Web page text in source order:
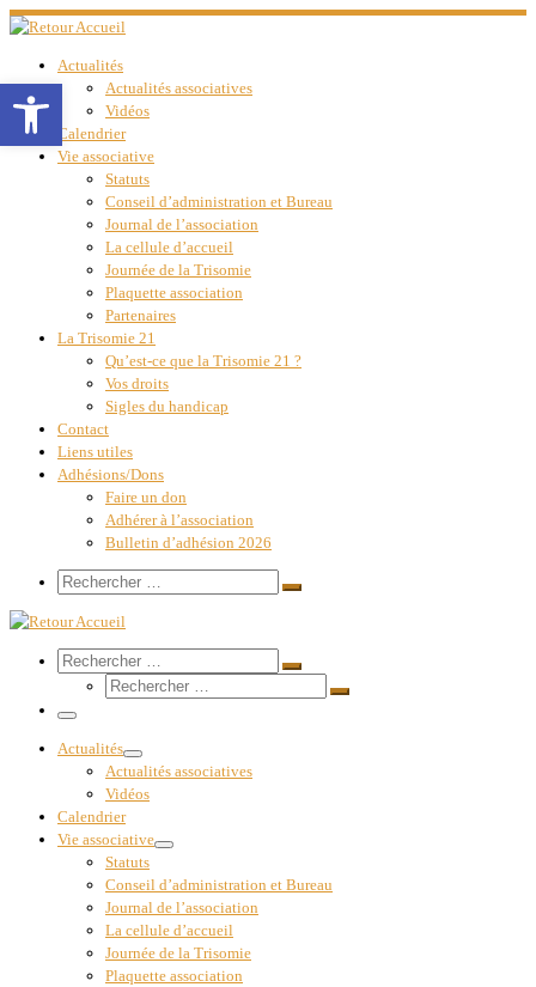
Passer
contenuActualités
Actualités associatives
Vidéos
Calendrier
Vie associative
Statuts
Conseil d’administration et Bureau
Journal de l’association
La cellule d’accueil
Journée de la Trisomie
Plaquette association
Partenaires
La Trisomie 21
Qu’est-ce que la Trisomie 21 ?
Vos droits
Sigles du handicap
Contact
Liens utiles
Adhésions/Dons
Faire un don
Adhérer à l’association
Bulletin d’adhésion 2026
Search
Rechercher
Rechercher
Search
Rechercher
Rechercher
Rechercher
Rechercher
Menu
Actualités
Actualités associatives
Vidéos
Calendrier
Vie associative
Statuts
Conseil d’administration et Bureau
Journal de l’association
La cellule d’accueil
Journée de la Trisomie
Plaquette association
Ouvrir la barre d’outils